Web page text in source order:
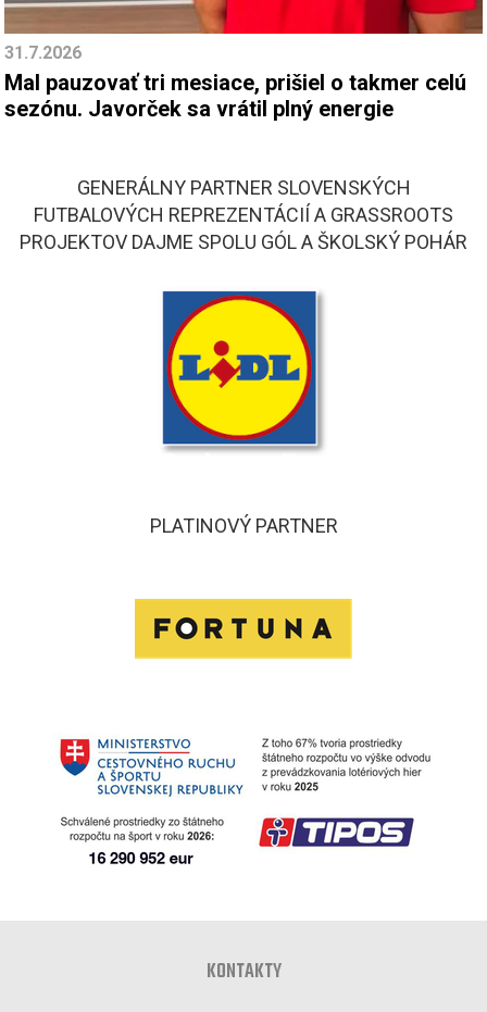
31.7.2026
Mal pauzovať tri mesiace, prišiel o takmer celú
sezónu. Javorček sa vrátil plný energie
GENERÁLNY PARTNER SLOVENSKÝCH
FUTBALOVÝCH REPREZENTÁCIÍ A GRASSROOTS
PROJEKTOV DAJME SPOLU GÓL A ŠKOLSKÝ POHÁR
PLATINOVÝ PARTNER
KONTAKTY